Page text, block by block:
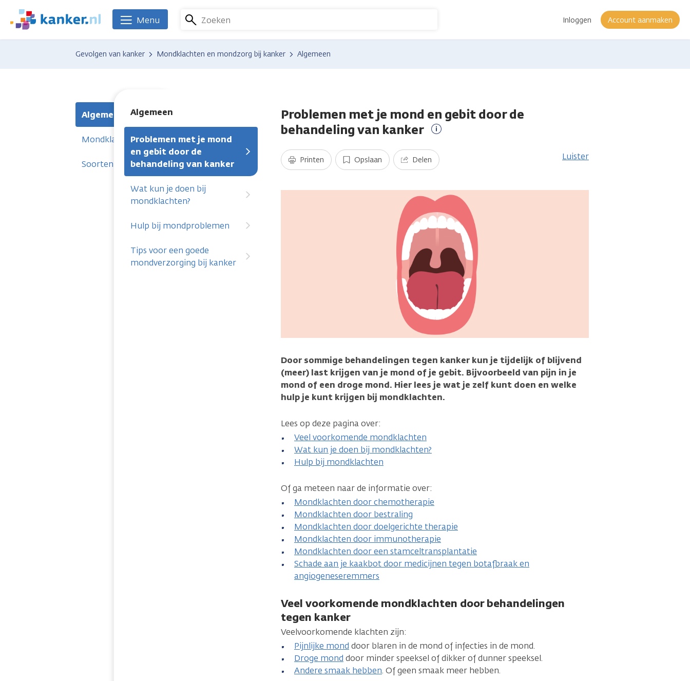
naar
We
zijn
Zoeken Inloggen Account aanmaken
Menu
Gevolgen van kanker Mondklachten en mondzorg bij kanker Algemeen
Algemeen Algemeen
Problemen met je mond
en gebit door de
behandeling van kanker
Wat kun je doen bij
mondklachten?
Hulp bij mondproblemen
Tips voor een goede
mondverzorging bij kanker
Mondklachten per behandeling
Soorten mondklachten
Problemen met je mond en gebit door de
behandeling van kanker
informatie
Printen Opslaan Delen Luister
Door sommige behandelingen tegen kanker kun je tijdelijk of blijvend
(meer) last krijgen van je mond of je gebit. Bijvoorbeeld van pijn in je
mond of een droge mond. Hier lees je wat je zelf kunt doen en welke
hulp je kunt krijgen bij mondklachten.
Lees op deze pagina over:
Veel voorkomende mondklachten
Wat kun je doen bij mondklachten?
Hulp bij mondklachten
Of ga meteen naar de informatie over:
Mondklachten door chemotherapie
Mondklachten door bestraling
Mondklachten door doelgerichte therapie
Mondklachten door immunotherapie
Mondklachten door een stamceltransplantatie
Schade aan je kaakbot door medicijnen tegen botafbraak en
angiogeneseremmers
Veel voorkomende mondklachten door behandelingen
tegen kanker
Veelvoorkomende klachten zijn:
Pijnlijke mond door blaren in de mond of infecties in de mond.
Droge mond door minder speeksel of dikker of dunner speeksel.
Andere smaak hebben. Of geen smaak meer hebben.